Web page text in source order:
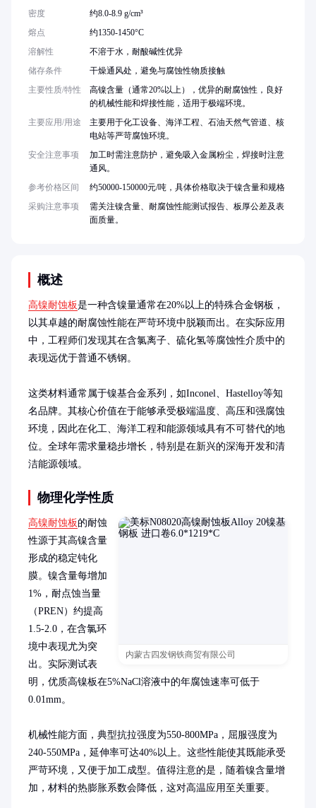
概述
高镍耐蚀板是一种含镍量通常在20%以上的特殊合金钢板，
以其卓越的耐腐蚀性能在严苛环境中脱颖而出。在实际应用
中，工程师们发现其在含氯离子、硫化氢等腐蚀性介质中的
表现远优于普通不锈钢。
这类材料通常属于镍基合金系列，如Inconel、Hastelloy等知
名品牌。其核心价值在于能够承受极端温度、高压和强腐蚀
环境，因此在化工、海洋工程和能源领域具有不可替代的地
位。全球年需求量稳步增长，特别是在新兴的深海开发和清
洁能源领域。
物理化学性质
内蒙古四发钢铁商贸有限公司
高镍耐蚀板 的耐蚀
性源于其高镍含量
形成的稳定钝化
膜。镍含量每增加
1%，耐点蚀当量
（PREN）约提高
1.5-2.0，在含氯环
境中表现尤为突
出。实际测试表
明，优质高镍板在5%NaCl溶液中的年腐蚀速率可低于
0.01mm。
机械性能方面，典型抗拉强度为550-800MPa，屈服强度为
240-550MPa，延伸率可达40%以上。这些性能使其既能承受
严苛环境，又便于加工成型。值得注意的是，随着镍含量增
加，材料的热膨胀系数会降低，这对高温应用至关重要。
密度
约8.0-8.9 g/cm³
熔点
约1350-1450°C
溶解性
不溶于水，耐酸碱性优异
储存条件
干燥通风处，避免与腐蚀性物质接触
主要性质/特性
高镍含量（通常20%以上），优异的耐腐蚀性，良好
的机械性能和焊接性能，适用于极端环境。
主要应用/用途
主要用于化工设备、海洋工程、石油天然气管道、核
电站等严苛腐蚀环境。
安全注意事项
加工时需注意防护，避免吸入金属粉尘，焊接时注意
通风。
参考价格区间
约50000-150000元/吨，具体价格取决于镍含量和规格
采购注意事项
需关注镍含量、耐腐蚀性能测试报告、板厚公差及表
面质量。